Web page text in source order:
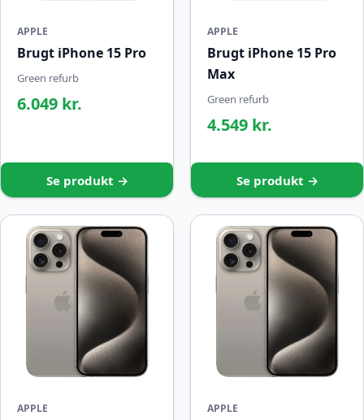
APPLE
Brugt iPhone 15 Pro
Green refurb
6.049 kr.
Se produkt →
APPLE
Brugt iPhone 15 Pro
Max
Green refurb
4.549 kr.
Se produkt →
APPLE APPLE